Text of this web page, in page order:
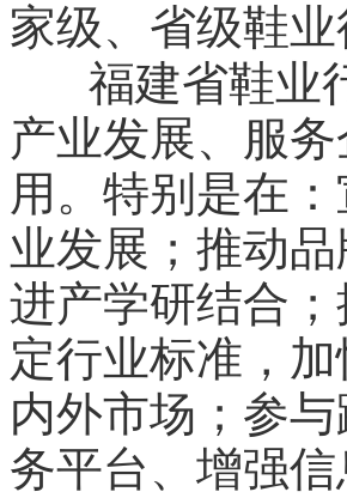
家级、省级鞋
福建省鞋业
产业发展、服
用。特别是在
业发展；推动
进产学研结合
定行业标准，
内外市场；参
务平台、增强